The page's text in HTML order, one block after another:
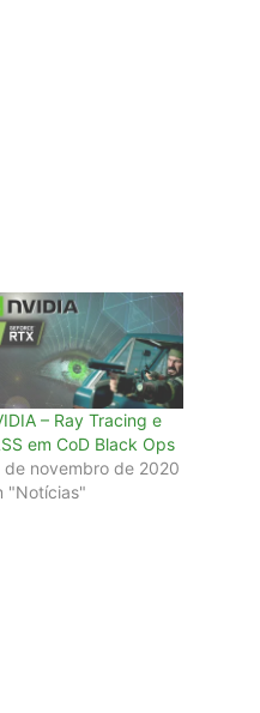
– Ray Tracing e
em CoD Black Ops
de novembro de 2020
"Notícias"